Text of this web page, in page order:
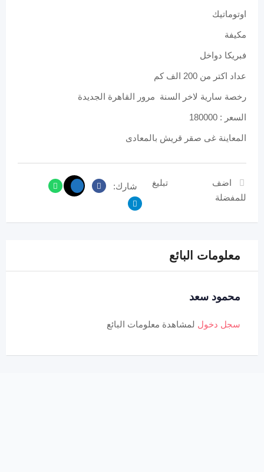
اوتوماتيك
مكيفة
فبريكا دواخل
عداد اكتر من 200 الف كم
رخصة سارية لاخر السنة مرور القاهرة الجديدة
السعر : 180000
المعاينة غى صقر قريش بالمعادى
اضف
للمفضلة
تبليغ شارك:
معلومات البائع
محمود سعد
سجل دخول لمشاهدة معلومات البائع